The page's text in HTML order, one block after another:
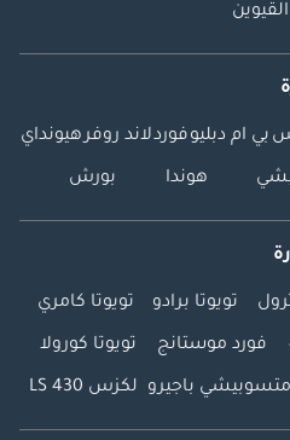
بي ام دبليوفوردلاند روفرهيونداي
هوندا بورش
تويوتا برادو تويوتا كامري
فورد موستانج تويوتا كورولا
متسوبيشي باجيرو لكزس LS 430